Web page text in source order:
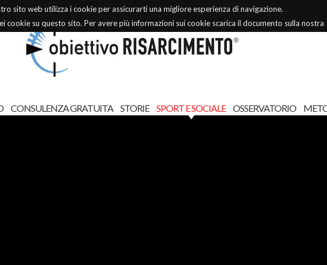
sito web utilizza i cookie per assicurarti una migliore esperienza di navigazione.
cookie su questo sito. Per avere più informazioni sui cookie scarica il documento sulla nostra
CONSULENZA GRATUITA STORIE SPORT E SOCIALE OSSERVATORIO